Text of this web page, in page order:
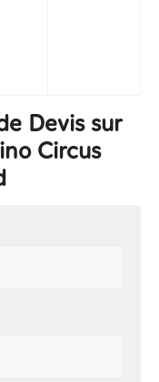
Devis sur
Circus